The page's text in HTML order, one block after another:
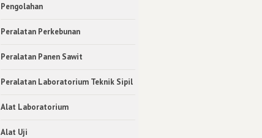
Pengolahan
Peralatan Perkebunan
Peralatan Panen Sawit
Peralatan Laboratorium Teknik Sipil
Alat Laboratorium
Alat Uji